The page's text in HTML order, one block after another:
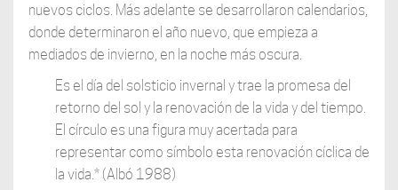
nuevos ciclos. Más adelante se desarrollaron calendarios,
donde determinaron el año nuevo, que empieza a
mediados de invierno, en la noche más oscura.
Es el día del solsticio invernal y trae la promesa del
retorno del sol y la renovación de la vida y del tiempo.
El círculo es una figura muy acertada para
representar como símbolo esta renovación cíclica de
la vida.* (Albó 1988)